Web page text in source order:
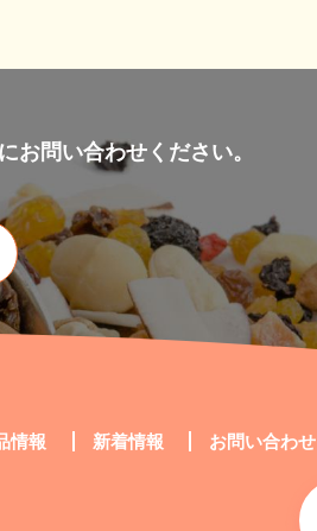
お問い合わせください。
情報 新着情報 お問い合わせ